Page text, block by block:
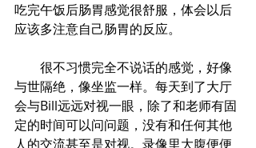
吃完午饭后肠胃感觉很舒服，体会以后
应该多注意自己肠胃的反应。
很不习惯完全不说话的感觉，好像
与世隔绝，像坐监一样。每天到了大厅
会与Bill远远对视一眼，除了和老师有固
定的时间可以问问题，没有和任何其他
人的交流甚至是对视。录像里大腹便便